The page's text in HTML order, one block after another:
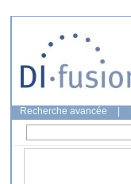
Recherche avancée